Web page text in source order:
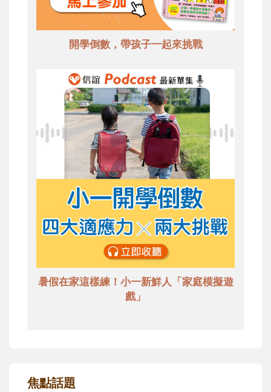
開學倒數，帶孩子一起來挑戰
暑假在家這樣練！小一新鮮人「家庭模擬遊
戲」
焦點話題